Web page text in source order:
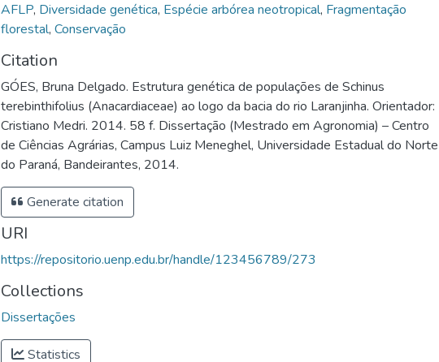
AFLP, Diversidade genética, Espécie arbórea neotropical, Fragmentação
florestal, Conservação
Citation
GÓES, Bruna Delgado. Estrutura genética de populações de Schinus
terebinthifolius (Anacardiaceae) ao logo da bacia do rio Laranjinha. Orientador:
Cristiano Medri. 2014. 58 f. Dissertação (Mestrado em Agronomia) – Centro
de Ciências Agrárias, Campus Luiz Meneghel, Universidade Estadual do Norte
do Paraná, Bandeirantes, 2014.
Generate citation
URI
https://repositorio.uenp.edu.br/handle/123456789/273
Collections
Dissertações
Statistics